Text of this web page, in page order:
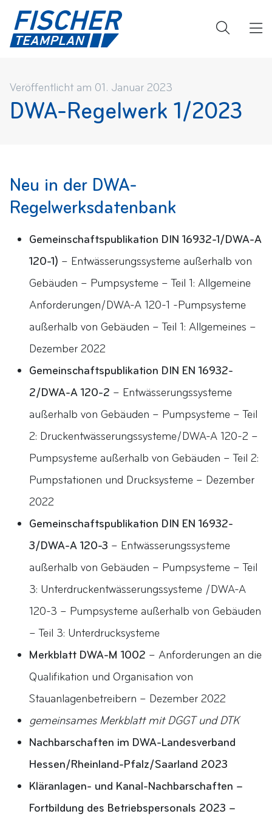
Veröffentlicht am 01. Januar 2023
DWA-Regelwerk 1/2023
Neu in der DWA-
Regelwerksdatenbank
Gemeinschaftspublikation DIN 16932-1/DWA-A
120-1) – Entwässerungssysteme außerhalb von
Gebäuden – Pumpsysteme – Teil 1: Allgemeine
Anforderungen/DWA-A 120-1 -Pumpsysteme
außerhalb von Gebäuden – Teil 1: Allgemeines –
Dezember 2022
Gemeinschaftspublikation DIN EN 16932-
2/DWA-A 120-2 – Entwässerungssysteme
außerhalb von Gebäuden – Pumpsysteme – Teil
2: Druckentwässerungssysteme/DWA-A 120-2 –
Pumpsysteme außerhalb von Gebäuden – Teil 2:
Pumpstationen und Drucksysteme – Dezember
2022
Gemeinschaftspublikation DIN EN 16932-
3/DWA-A 120-3 – Entwässerungssysteme
außerhalb von Gebäuden – Pumpsysteme – Teil
3: Unterdruckentwässerungssysteme /DWA-A
120-3 – Pumpsysteme außerhalb von Gebäuden
– Teil 3: Unterdrucksysteme
Merkblatt DWA-M 1002 – Anforderungen an die
Qualifikation und Organisation von
Stauanlagenbetreibern – Dezember 2022
gemeinsames Merkblatt mit DGGT und DTK
Nachbarschaften im DWA-Landesverband
Hessen/Rheinland-Pfalz/Saarland 2023
Kläranlagen- und Kanal-Nachbarschaften –
Fortbildung des Betriebspersonals 2023 –